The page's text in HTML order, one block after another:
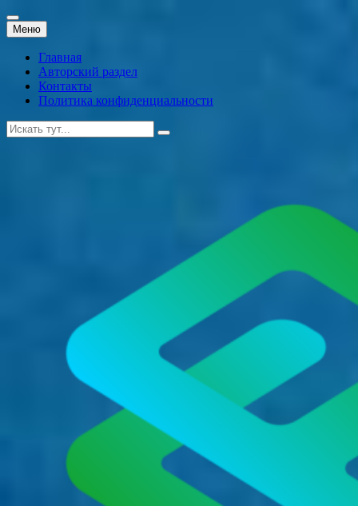
Меню Перейти
к
содержанию
Главная
Авторский раздел
Контакты
Политика конфиденциальности
Искать: